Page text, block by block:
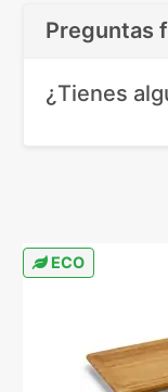
Preguntas
¿Tienes
ECO